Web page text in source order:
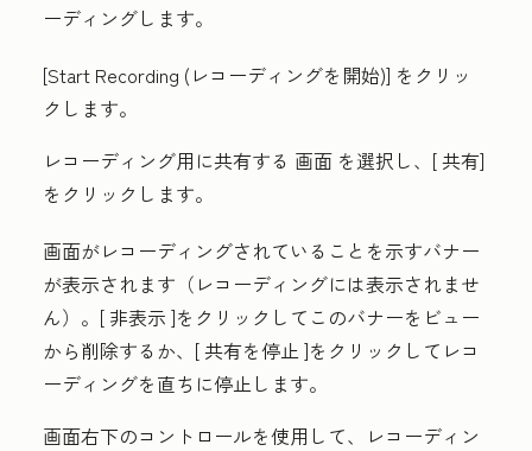
ーディングします。
[Start Recording (レコーディングを開始)] をクリッ
クします。
レコーディング用に共有する 画面 を選択し、[共有]
をクリックします。
画面がレコーディングされていることを示すバナー
が表示されます（レコーディングには表示されませ
ん）。[ 非表示 ]をクリックしてこのバナーをビュー
から削除するか、[共有を停止 ]をクリックしてレコ
ーディングを直ちに停止します。
画面右下のコントロールを使用して、レコーディン